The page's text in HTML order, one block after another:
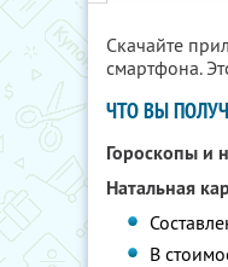
Скачайте
смартфона.
ЧТО ВЫ
Гороскопы и
Натальная
В